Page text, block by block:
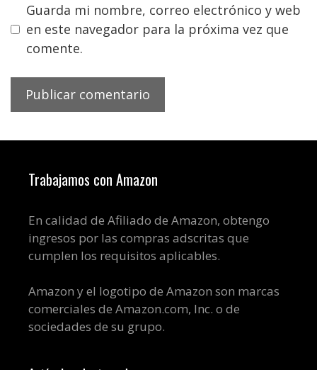
Guarda mi nombre, correo electrónico y web
en este navegador para la próxima vez que
comente.
Trabajamos con Amazon
En calidad de Afiliado de Amazon, obtengo
ingresos por las compras adscritas que
cumplen los requisitos aplicables.
Amazon y el logotipo de Amazon son marcas
comerciales de Amazon.com, Inc. o de
sociedades de su grupo.